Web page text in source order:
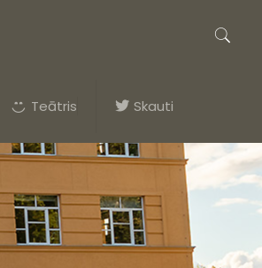
Teātris Skauti